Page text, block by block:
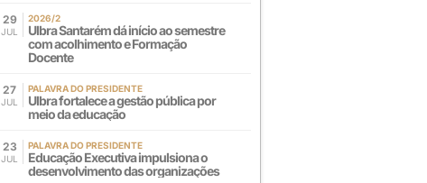
29
JUL
2026/2
Ulbra Santarém dá início ao semestre
com acolhimento e Formação
Docente
27
JUL
PALAVRA DO PRESIDENTE
Ulbra fortalece a gestão pública por
meio da educação
23
JUL
PALAVRA DO PRESIDENTE
Educação Executiva impulsiona o
desenvolvimento das organizações